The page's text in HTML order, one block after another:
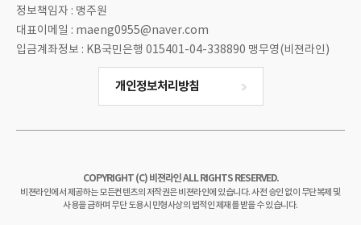
정보책임자 : 맹주원
대표이메일 : maeng0955@naver.com
입금계좌정보 : KB국민은행 015401-04-338890 맹무영(비젼라인)
개인정보처리방침
COPYRIGHT (C) 비젼라인 ALL RIGHTS RESERVED.
비젼라인에서 제공하는 모든컨텐츠의 저작권은 비젼라인에 있습니다. 사전 승인 없이 무단복제 및
사용을 금하며 무단 도용시 민형사상의 법적인 제재를 받을 수 있습니다.